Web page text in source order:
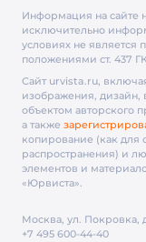
Информация на сайте
исключительно
условиях не
положениями ст. 437
Сайт urvista.ru,
изображения, дизайн,
объектом авторского
а также
копирование (как для
распространения) и
элементов и
«Юрвиста».
Москва, ул. Покровка,
+7 495 600-44-40